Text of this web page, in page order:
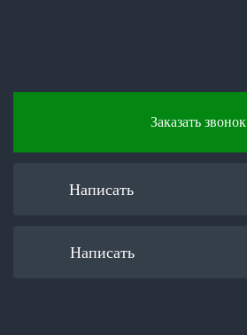
Заказать звонок
Написать
Написать